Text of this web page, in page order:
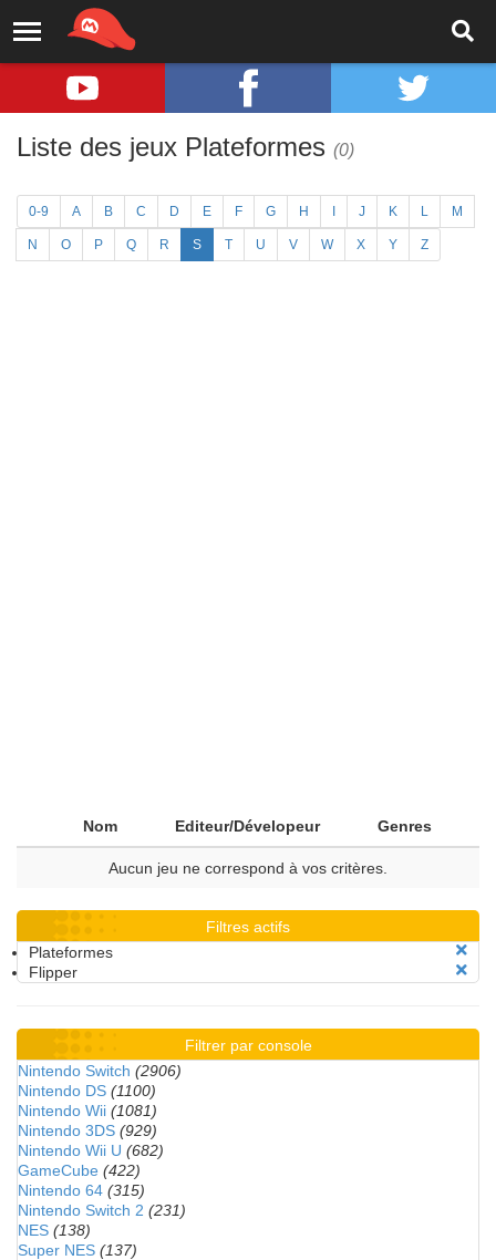
Liste des jeux Plateformes (0)
0-9 A B C D E F G H J K L M
N O P Q R S T U V W X Y Z
Nom Editeur/Dévelopeur Genres
Aucun jeu ne correspond à vos critères.
Filtres actifs
Plateformes
Flipper
Filtrer par console
Nintendo Switch (2906)
Nintendo DS (1100)
Nintendo Wii (1081)
Nintendo 3DS (929)
Nintendo Wii U (682)
GameCube (422)
Nintendo 64 (315)
Nintendo Switch 2 (231)
NES (138)
Super NES (137)